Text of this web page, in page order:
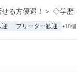
る方優遇！＞ ◇学歴
迎 フリーター歓迎 +18個